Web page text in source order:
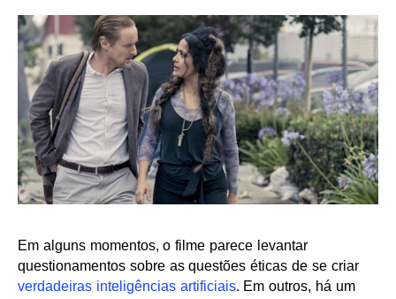
Em alguns momentos, o filme parece levantar
questionamentos sobre as questões éticas de se criar
verdadeiras inteligências artificiais. Em outros, há um